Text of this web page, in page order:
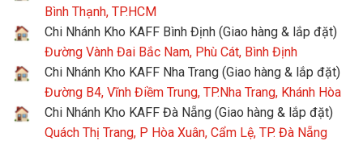
Bình Thạnh, TP.HCM
Chi Nhánh Kho KAFF Bình Định (Giao hàng & lắp đặt)
Đường Vành Đai Bắc Nam, Phù Cát, Bình Định
Chi Nhánh Kho KAFF Nha Trang (Giao hàng & lắp đặt)
Đường B4, Vĩnh Điềm Trung, TP.Nha Trang, Khánh Hòa
Chi Nhánh Kho KAFF Đà Nẵng (Giao hàng & lắp đặt)
Quách Thị Trang, P Hòa Xuân, Cẩm Lệ, TP. Đà Nẵng